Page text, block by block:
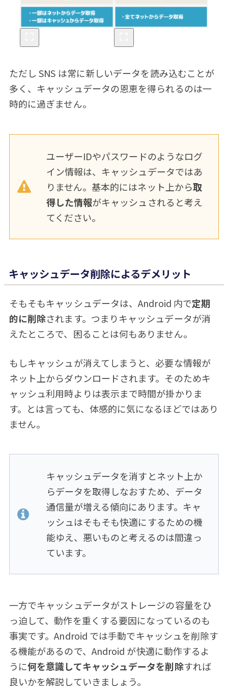
ただし SNS は常に新しいデータを読み込むことが
多く、キャッシュデータの恩恵を得られるのは一
時的に過ぎません。
ユーザーIDやパスワードのようなログ
イン情報は、キャッシュデータではあ
りません。基本的にはネット上から取
得した情報がキャッシュされると考え
てください。
キャッシュデータ削除によるデメリット
そもそもキャッシュデータは、Android 内で定期
的に削除されます。つまりキャッシュデータが消
えたところで、困ることは何もありません。
もしキャッシュが消えてしまうと、必要な情報が
ネット上からダウンロードされます。そのためキ
ャッシュ利用時よりは表示まで時間が掛かりま
す。とは言っても、体感的に気になるほどではあり
ません。
キャッシュデータを消すとネット上か
らデータを取得しなおすため、データ
通信量が増える傾向にあります。キャ
ッシュはそもそも快適にするための機
能ゆえ、悪いものと考えるのは間違っ
ています。
一方でキャッシュデータがストレージの容量をひ
っ迫して、動作を重くする要因になっているのも
事実です。Android では手動でキャッシュを削除す
る機能があるので、Android が快適に動作するよ
うに何を意識してキャッシュデータを削除すれば
良いかを解説していきましょう。